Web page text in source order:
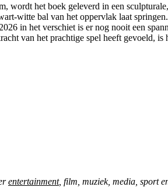
wordt het boek geleverd in een
witte bal van het oppervlak laat
in het verschiet is er nog nooit een
van het prachtige spel heeft gevoeld, is
entertainment, film, muziek, media, sport